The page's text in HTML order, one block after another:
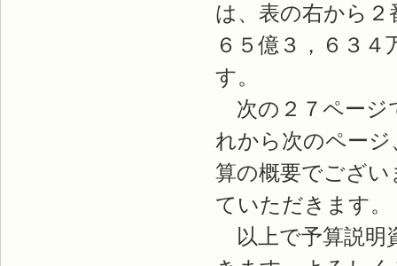
は、表の右から
６５億３，６３
す。
次の２７ページ
れから次のページ
算の概要でござ
ていただきます。
以上で予算説明